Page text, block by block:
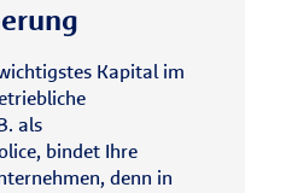
Kapital im
als
bindet Ihre
denn in